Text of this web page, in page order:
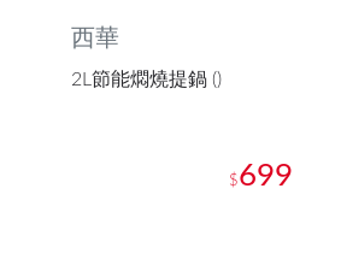
西華
2L節能燜燒提鍋 ()
$699